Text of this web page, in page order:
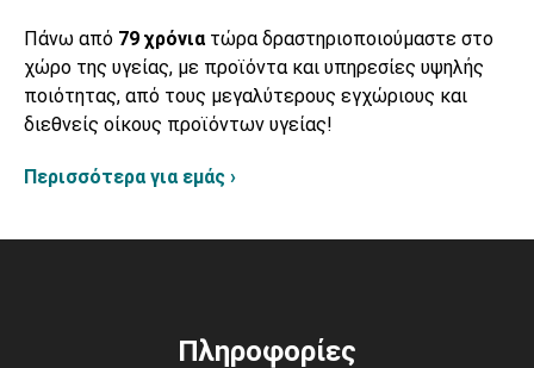
Πάνω από 79 χρόνια τώρα δραστηριοποιούμαστε στο
χώρο της υγείας, με προϊόντα και υπηρεσίες υψηλής
ποιότητας, από τους μεγαλύτερους εγχώριους και
διεθνείς οίκους προϊόντων υγείας!
Περισσότερα για εμάς ›
Πληροφορίες